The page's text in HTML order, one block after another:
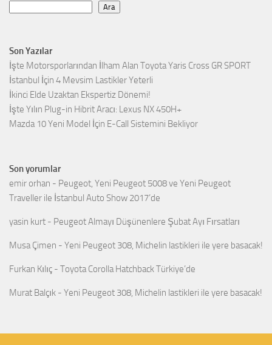
Ara
Son Yazılar
İşte Motorsporlarından İlham Alan Toyota Yaris Cross GR SPORT
İstanbul İçin 4 Mevsim Lastikler Yeterli
İkinci Elde Uzaktan Ekspertiz Dönemi!
İşte Yılın Plug-in Hibrit Aracı: Lexus NX 450H+
Mazda 10 Yeni Model İçin E-Call Sistemini Bekliyor
Son yorumlar
emir orhan - Peugeot, Yeni Peugeot 5008 ve Yeni Peugeot
Traveller ile İstanbul Auto Show 2017’de
yasin kurt - Peugeot Almayı Düşünenlere Şubat Ayı Fırsatları
Musa Çimen - Yeni Peugeot 308, Michelin lastikleri ile yere basacak!
Furkan Kılıç - Toyota Corolla Hatchback Türkiye’de
Murat Balçık - Yeni Peugeot 308, Michelin lastikleri ile yere basacak!